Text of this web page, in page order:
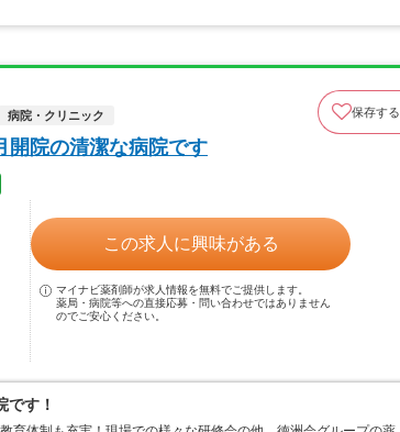
病院・クリニック 保存する
院の清潔な病院です
この求人に興味がある
マイナビ薬剤師が求人情報を無料でご提供します。
薬局・病院等への直接応募・問い合わせではありません
のでご安心ください。
す！